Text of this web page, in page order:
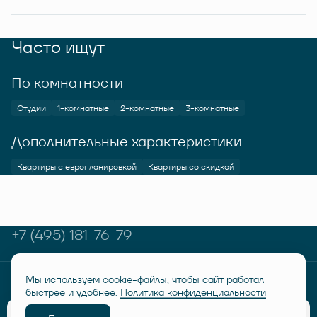
Часто ищут
По комнатности
Студии 1-комнатные 2-комнатные 3-комнатные
Дополнительные характеристики
Квартиры с европланировкой Квартиры со скидкой
+7 (495) 181-76-79
© RUSICH KOTELNIKI 2026Политика конфиденциальности
Дисклеймер "Семейная ипотека от 6%"
Мы используем cookie-файлы, чтобы сайт работал
быстрее и удобнее. Политика конфиденциальности